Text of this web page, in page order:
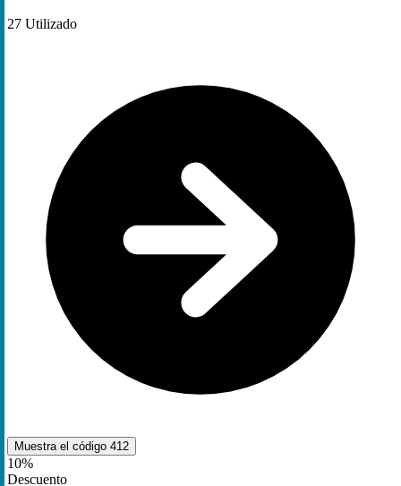
27 Utilizado
Muestra el código 412
10%
Descuento